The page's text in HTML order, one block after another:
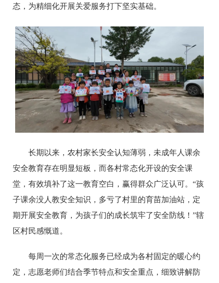
态，为精细化开展关爱服务打下坚实基础。
长期以来，农村家长安全认知薄弱，未成年人课余
安全教育存在明显短板，而各村常态化开设的安全课
堂，有效填补了这一教育空白，赢得群众广泛认可。“孩
子课余没人教安全知识，多亏了村里的育苗加油站，定
期开展安全教育，为孩子们的成长筑牢了安全防线！”辖
区村民感慨道。
每周一次的常态化服务已经成为各村固定的暖心约
定，志愿老师们结合季节特点和安全重点，细致讲解防